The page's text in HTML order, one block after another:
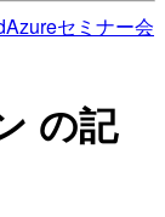
Azureセミナー会
の記